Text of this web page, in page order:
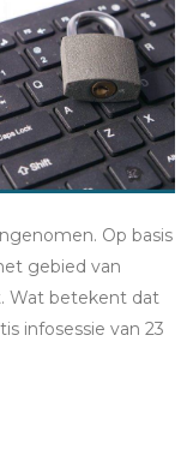
Op basis
gebied van
Wat betekent dat
infosessie van 23